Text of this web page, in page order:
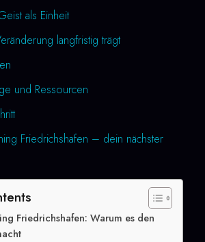
als Einheit
langfristig trägt
und Ressourcen
Friedrichshafen – dein nächster
Friedrichshafen: Warum es den